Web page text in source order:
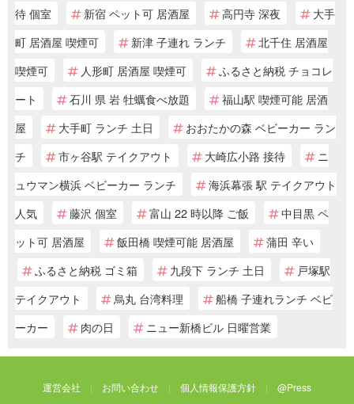
待 個室
新宿 ペット可 居酒屋 高円寺 深夜
大手
町 居酒屋 喫煙可
新津 子連れ ランチ
北千住 居酒屋
喫煙可
人形町 居酒屋 喫煙可
ふるさと納税 チョコレ
ート
石川 県 岩 牡蠣食べ放題
福山駅 喫煙可能 居酒
屋
大手町 ランチ 土日
おおたかの森 ベビーカー ラン
チ
市ヶ谷駅 テイクアウト 大崎広小路 接待
ニ
ュウマン横浜 ベビーカー ランチ
海浜幕張 駅 テイクアウト
人気
藤沢 個室 富山 22 時以降 ご飯
中目黒 ペ
ット可 居酒屋
飯田橋 喫煙可能 居酒屋
蒲田 辛い
ふるさと納税 ゴミ箱
九段下 ランチ 土日
戸塚駅
テイクアウト
烏丸 台湾料理
船橋 子連れランチ ベビ
ーカー
肉の日 ニュー新橋ビル 日曜営業
運営会社 お問い合わせ 個人情報保護方針 @Press